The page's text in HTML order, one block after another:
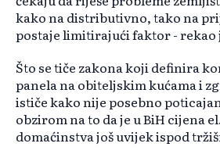
kako na distributivno, tako na
postaje limitirajući faktor - rekao
Što se tiče zakona koji definira
panela na obiteljskim kućama i
ističe kako nije posebno
obzirom na to da je u BiH cijena
domaćinstva još uvijek ispod